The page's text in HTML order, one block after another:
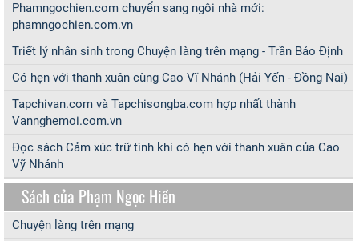
Phamngochien.com chuyển sang ngôi nhà mới:
phamngochien.com.vn
Triết lý nhân sinh trong Chuyện làng trên mạng - Trần Bảo Định
Có hẹn với thanh xuân cùng Cao Vĩ Nhánh (Hải Yến - Đồng Nai)
Tapchivan.com và Tapchisongba.com hợp nhất thành
Vannghemoi.com.vn
Đọc sách Cảm xúc trữ tình khi có hẹn với thanh xuân của Cao
Vỹ Nhánh
Sách của Phạm Ngọc Hiền
Chuyện làng trên mạng